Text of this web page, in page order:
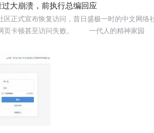
大崩溃，前执行总编回应
正式宣布恢复访问，昔日盛极一时的中文网
网页卡顿甚至访问失败。 一代人的精神家